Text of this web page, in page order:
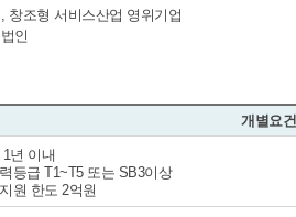
창조형 서비스산업 영위기업
인
개별요건
년 이내
등급 T1~T5 또는 SB3이상
원 한도 2억원